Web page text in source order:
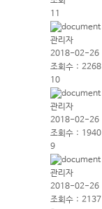
11
관리자
2018-02-26
조회수 : 2268
10
관리자
2018-02-26
조회수 : 1940
9
관리자
2018-02-26
조회수 : 2137